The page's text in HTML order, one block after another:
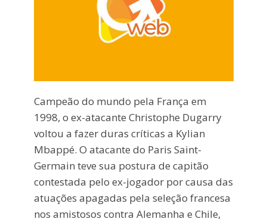
Campeão do mundo pela França em
1998, o ex-atacante Christophe Dugarry
voltou a fazer duras críticas a Kylian
Mbappé. O atacante do Paris Saint-
Germain teve sua postura de capitão
contestada pelo ex-jogador por causa das
atuações apagadas pela seleção francesa
nos amistosos contra Alemanha e Chile,